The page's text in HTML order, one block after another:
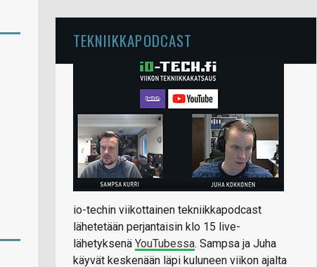
TEKNIIKKAPODCAST
io-techin viikottainen tekniikkapodcast
lähetetään perjantaisin klo 15 live-
lähetyksenä YouTubessa. Sampsa ja Juha
käyvät keskenään läpi kuluneen viikon ajalta